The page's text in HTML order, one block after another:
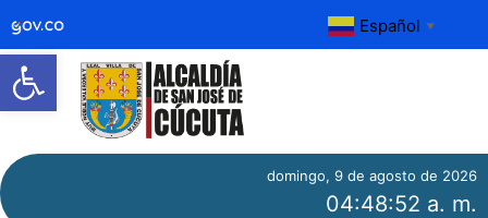
Abrir barra de herramientas
Español ▼
domingo, 9 de agosto de 2026
04:48:52 a. m.